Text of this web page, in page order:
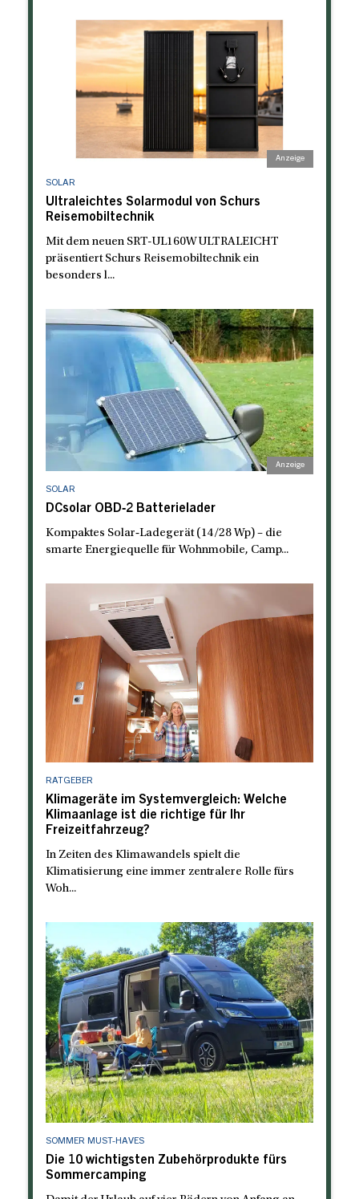
SOLAR
Ultraleichtes Solarmodul von Schurs
Reisemobiltechnik
Mit dem neuen SRT-UL160W ULTRALEICHT
präsentiert Schurs Reisemobiltechnik ein
besonders l...
SOLAR
DCsolar OBD‑2 Batterielader
Kompaktes Solar‑Ladegerät (14/28 Wp) – die
smarte Energiequelle für Wohnmobile, Camp...
RATGEBER
Klimageräte im Systemvergleich: Welche
Klimaanlage ist die richtige für Ihr
Freizeitfahrzeug?
In Zeiten des Klimawandels spielt die
Klimatisierung eine immer zentralere Rolle fürs
Woh...
SOMMER MUST-HAVES
Die 10 wichtigsten Zubehörprodukte fürs
Sommercamping